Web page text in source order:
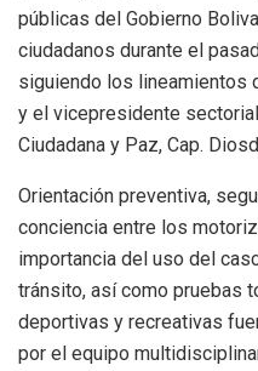
públicas del Gobierno
ciudadanos durante el
siguiendo los lineamientos
y el vicepresidente
Ciudadana y Paz, Cap.
Orientación preventiva,
conciencia entre los
importancia del uso del
tránsito, así como pruebas
deportivas y recreativas
por el equipo